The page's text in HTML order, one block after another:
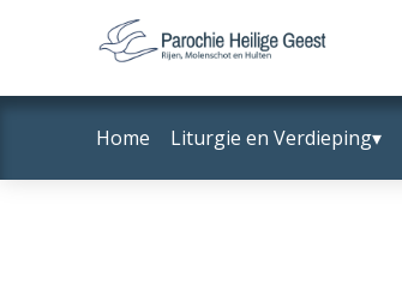
hoofd
voettekst Heilige
Geest
Molenschot
en
Home Liturgie en Verdieping